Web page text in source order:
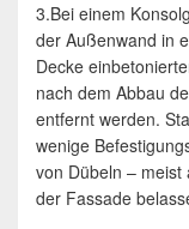
3.Bei einem
der Außenwand in
Decke
nach dem Abbau
entfernt werden.
wenige
von Dübeln – meist
der Fassade